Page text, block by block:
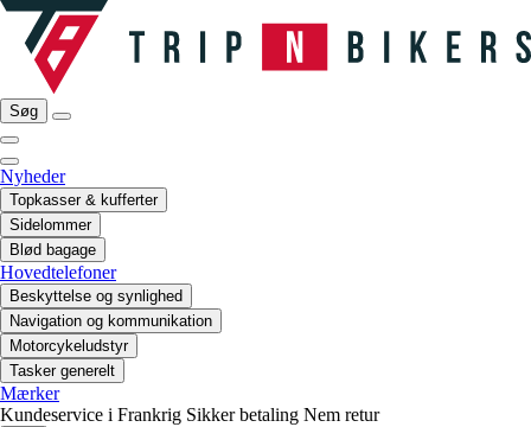
Søg
Nyheder
Topkasser & kufferter
Sidelommer
Blød bagage
Hovedtelefoner
Beskyttelse og synlighed
Navigation og kommunikation
Motorcykeludstyr
Tasker generelt
Mærker
Kundeservice i Frankrig Sikker betaling Nem retur